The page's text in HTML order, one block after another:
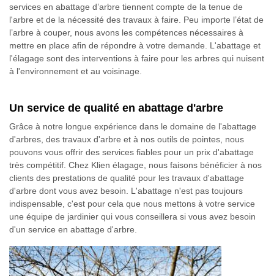
services en abattage d’arbre tiennent compte de la tenue de
l'arbre et de la nécessité des travaux à faire. Peu importe l’état de
l’arbre à couper, nous avons les compétences nécessaires à
mettre en place afin de répondre à votre demande. L'abattage et
l'élagage sont des interventions à faire pour les arbres qui nuisent
à l'environnement et au voisinage.
Un service de qualité en abattage d'arbre
Grâce à notre longue expérience dans le domaine de l'abattage
d'arbres, des travaux d'arbre et à nos outils de pointes, nous
pouvons vous offrir des services fiables pour un prix d'abattage
très compétitif. Chez Klien élagage, nous faisons bénéficier à nos
clients des prestations de qualité pour les travaux d'abattage
d'arbre dont vous avez besoin. L'abattage n'est pas toujours
indispensable, c'est pour cela que nous mettons à votre service
une équipe de jardinier qui vous conseillera si vous avez besoin
d'un service en abattage d'arbre.